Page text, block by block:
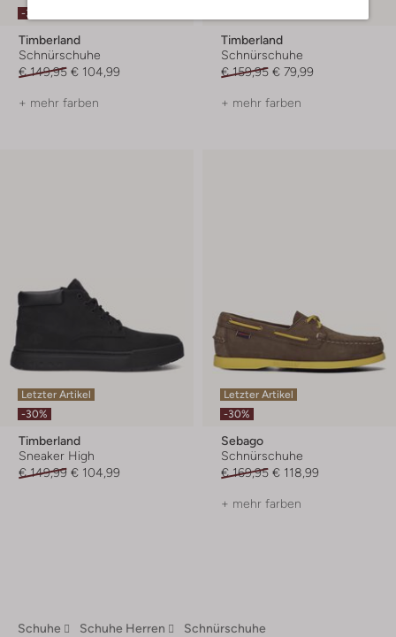
-30%
Timberland
Schnürschuhe
€ 149,95 € 104,99
+ mehr farben
Timberland
Schnürschuhe
€ 159,95 € 79,99
+ mehr farben
Letzter Artikel
-30%
Timberland
Sneaker High
€ 149,99 € 104,99
Letzter Artikel
-30%
Sebago
Schnürschuhe
€ 169,95 € 118,99
+ mehr farben
Schuhe Schuhe Herren Schnürschuhe